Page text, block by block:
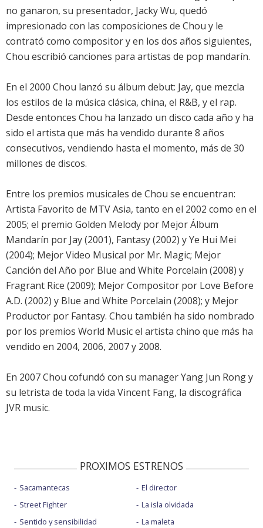
no ganaron, su presentador, Jacky Wu, quedó
impresionado con las composiciones de Chou y le
contrató como compositor y en los dos años siguientes,
Chou escribió canciones para artistas de pop mandarín.
En el 2000 Chou lanzó su álbum debut: Jay, que mezcla
los estilos de la música clásica, china, el R&B, y el rap.
Desde entonces Chou ha lanzado un disco cada año y ha
sido el artista que más ha vendido durante 8 años
consecutivos, vendiendo hasta el momento, más de 30
millones de discos.
Entre los premios musicales de Chou se encuentran:
Artista Favorito de MTV Asia, tanto en el 2002 como en el
2005; el premio Golden Melody por Mejor Álbum
Mandarín por Jay (2001), Fantasy (2002) y Ye Hui Mei
(2004); Mejor Video Musical por Mr. Magic; Mejor
Canción del Año por Blue and White Porcelain (2008) y
Fragrant Rice (2009); Mejor Compositor por Love Before
A.D. (2002) y Blue and White Porcelain (2008); y Mejor
Productor por Fantasy. Chou también ha sido nombrado
por los premios World Music el artista chino que más ha
vendido en 2004, 2006, 2007 y 2008.
En 2007 Chou cofundó con su manager Yang Jun Rong y
su letrista de toda la vida Vincent Fang, la discográfica
JVR music.
PROXIMOS ESTRENOS
Sacamantecas
Street Fighter
Sentido y sensibilidad
El director
La isla olvidada
La maleta